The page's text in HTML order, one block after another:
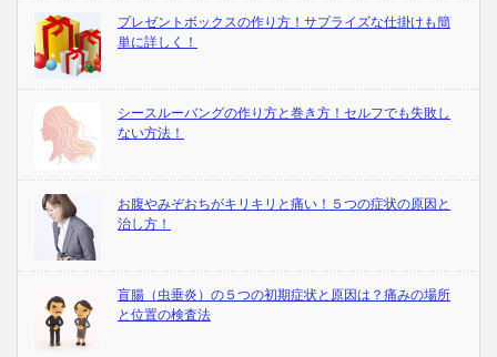
プレゼントボックスの作り方！サプライズな仕掛けも簡
単に詳しく！
シースルーバングの作り方と巻き方！セルフでも失敗し
ない方法！
お腹やみぞおちがキリキリと痛い！５つの症状の原因と
治し方！
盲腸（虫垂炎）の５つの初期症状と原因は？痛みの場所
と位置の検査法